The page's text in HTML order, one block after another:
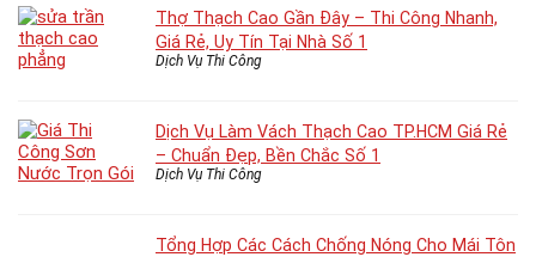
Thợ Thạch Cao Gần Đây – Thi Công Nhanh,
Giá Rẻ, Uy Tín Tại Nhà Số 1
Dịch Vụ Thi Công
Dịch Vụ Làm Vách Thạch Cao TP.HCM Giá Rẻ
– Chuẩn Đẹp, Bền Chắc Số 1
Dịch Vụ Thi Công
Tổng Hợp Các Cách Chống Nóng Cho Mái Tôn